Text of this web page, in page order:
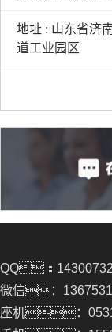
地址 : 山东省济
道工业园区
QQ：
微信：
座机：